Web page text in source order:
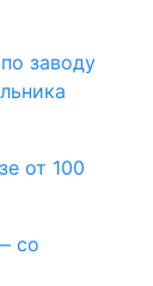
заводу
от 100
со